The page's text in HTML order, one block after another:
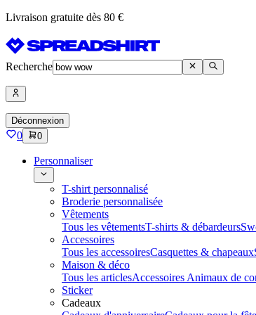
Livraison gratuite dès 80 €
Recherche
Déconnexion
0 0
Personnaliser
T-shirt personnalisé
Broderie personnalisée
Vêtements
Tous les vêtementsT-shirts & débardeurs
Accessoires
Tous les accessoiresCasquettes & chapeaux
Maison & déco
Tous les articlesAccessoires Animaux de
Sticker
Cadeaux